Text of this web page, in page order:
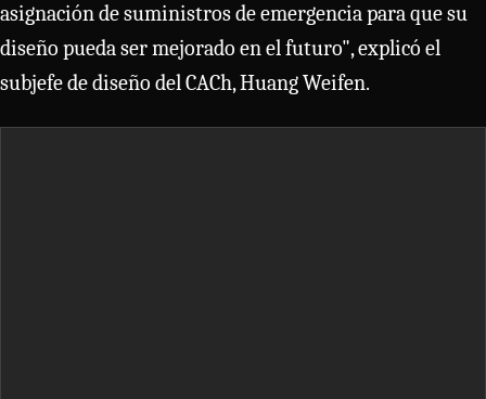
asignación de suministros de emergencia para que su
diseño pueda ser mejorado en el futuro", explicó el
subjefe de diseño del CACh, Huang Weifen.